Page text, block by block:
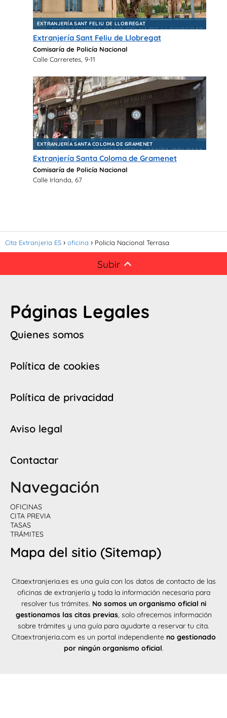
EXTRANJERÍA SANT FELIU DE LLOBREGAT
Extranjería Sant Feliu de Llobregat
Comisaría de Policía Nacional
Calle Carreretes, 9-11
EXTRANJERÍA SANTA COLOMA DE GRAMENET
Extranjería Santa Coloma de Gramenet
Comisaría de Policía Nacional
Calle Irlanda, 67
Cita Extranjeria ES oficina Policía Nacional Terrasa
Subir
Páginas Legales
Quienes somos
Política de cookies
Política de privacidad
Aviso legal
Contactar
Navegación
OFICINAS
CITA PREVIA
TASAS
TRÁMITES
Mapa del sitio (Sitemap)
Citaextranjeria.es es una guía con los datos de contacto de las
oficinas de extranjería y toda la información necesaria para
resolver tus trámites. No somos un organismo oficial ni
gestionamos las citas previas, solo ofrecemos información
sobre trámites y una guía para ayudarte a reservar tu cita.
Citaextranjeria.com es un portal independiente no gestionado
por ningún organismo oficial.